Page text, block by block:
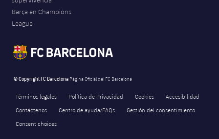
Barça en Champions
League
© Copyright FC Barcelona Página Oficial del FC Barcelona
Términos legales Política de Privacidad Cookies
Accesibilidad
Contáctenos
Centro de ayuda/FAQs
Gestión del consentimiento
Consent choices